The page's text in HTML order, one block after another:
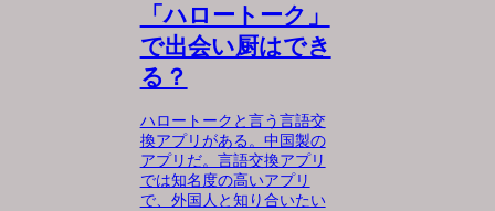
「ハロートーク」
で出会い厨はでき
る？
ハロートークと言う言語交
換アプリがある。中国製の
アプリだ。言語交換アプリ
では知名度の高いアプリ
で、外国人と知り合いたい